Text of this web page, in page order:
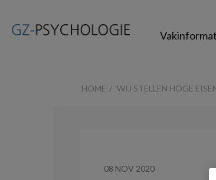
HOME 'WIJ STELLEN HOGE
08 NOV 2020